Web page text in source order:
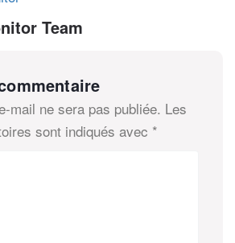
Team
mail ne sera pas publiée. Les
sont indiqués avec *